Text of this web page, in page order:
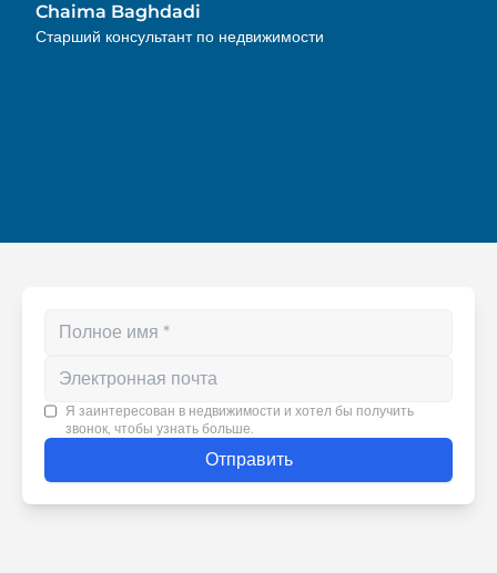
к деталям. Настоятельно
рекомендую!
Chaima Baghdadi
Старший консультант по недвижимости
Enter your phone number
Я заинтересован в недвижимости и хотел бы получить
звонок, чтобы узнать больше.
Отправить